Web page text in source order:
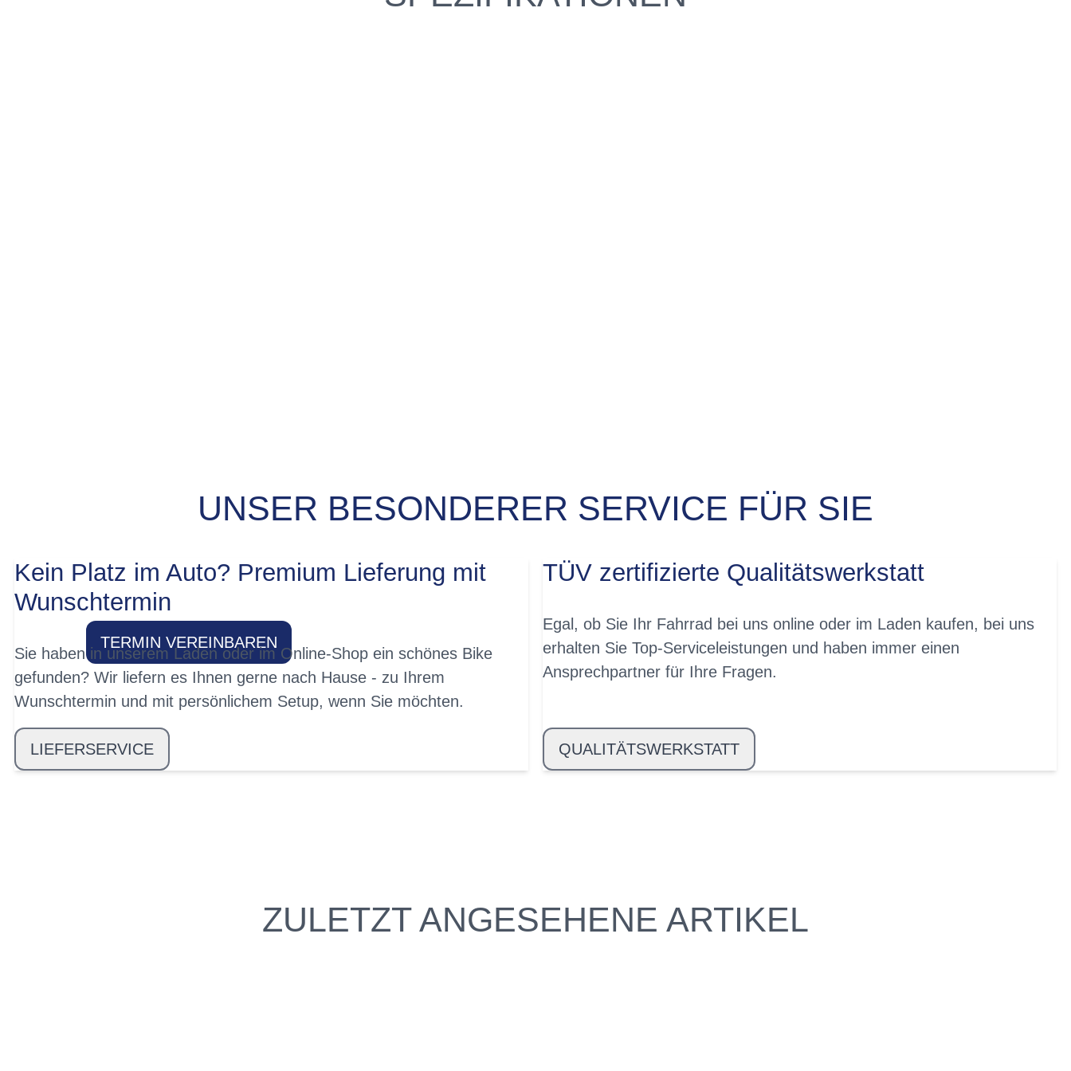
PROBEFAHRT? JA, SOFORT!
TERMIN VEREINBAREN
UNSER BESONDERER SERVICE FÜR SIE
Kein Platz im Auto? Premium Lieferung mit
Wunschtermin
Sie haben in unserem Laden oder im Online-Shop ein schönes Bike
gefunden? Wir liefern es Ihnen gerne nach Hause - zu Ihrem
Wunschtermin und mit persönlichem Setup, wenn Sie möchten.
LIEFERSERVICE
TÜV zertifizierte Qualitätswerkstatt
Egal, ob Sie Ihr Fahrrad bei uns online oder im Laden kaufen, bei uns
erhalten Sie Top-Serviceleistungen und haben immer einen
Ansprechpartner für Ihre Fragen.
QUALITÄTSWERKSTATT
ZULETZT ANGESEHENE ARTIKEL